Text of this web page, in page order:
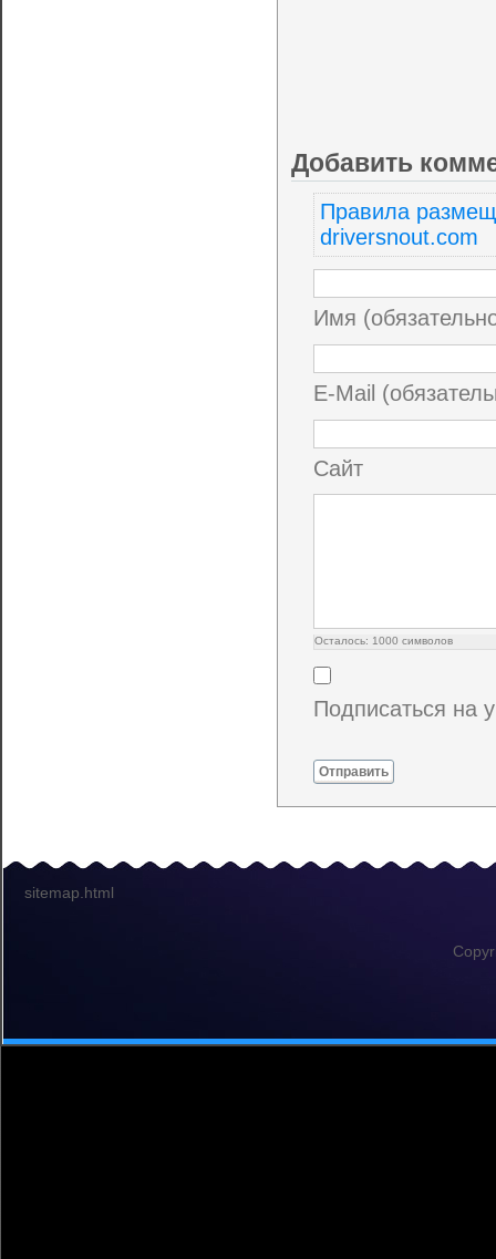
Добавить
Правила
driversnout.com
Имя
E-Mail
Сайт
Осталось: 1000 символов
Подписаться на
Отправить
sitemap.html